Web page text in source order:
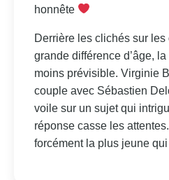
honnête
Derrière les clichés sur
grande différence d’âge,
moins prévisible. Virginie
couple avec Sébastien
voile sur un sujet qui
réponse casse les
forcément la plus jeune qui